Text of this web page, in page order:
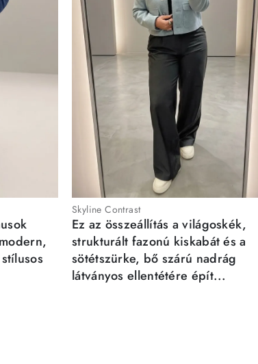
Skyline Contrast
Ez az összeállítás a világoskék,
strukturált fazonú kiskabát és a
sötétszürke, bő szárú nadrág
látványos ellentétére épít...